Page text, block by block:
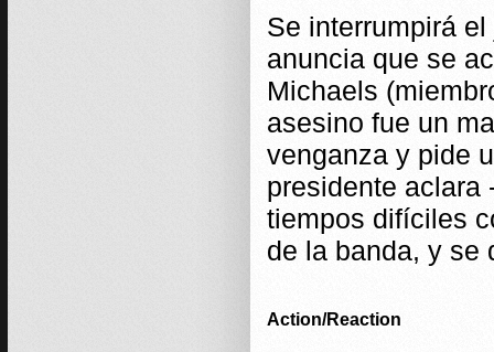
Se interrumpirá
anuncia que se
Michaels
asesino fue un
venganza y pide
presidente aclara
tiempos difíciles
de la banda, y se
Action/Reaction